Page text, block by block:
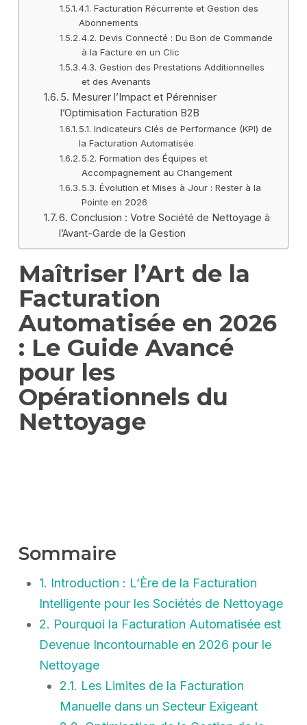
4.1. Facturation Récurrente et Gestion des
Abonnements
4.2. Devis Connecté : Du Bon de Commande
à la Facture en un Clic
4.3. Gestion des Prestations Additionnelles
et des Avenants
5. Mesurer l’Impact et Pérenniser
l’Optimisation Facturation B2B
5.1. Indicateurs Clés de Performance (KPI) de
la Facturation Automatisée
5.2. Formation des Équipes et
Accompagnement au Changement
5.3. Évolution et Mises à Jour : Rester à la
Pointe en 2026
6. Conclusion : Votre Société de Nettoyage à
l’Avant-Garde de la Gestion
Maîtriser l’Art de la
Facturation
Automatisée en 2026
: Le Guide Avancé
pour les
Opérationnels du
Nettoyage
Sommaire
1. Introduction : L’Ère de la Facturation
Intelligente pour les Sociétés de Nettoyage
2. Pourquoi la Facturation Automatisée est
Devenue Incontournable en 2026 pour le
Nettoyage
2.1. Les Limites de la Facturation
Manuelle dans un Secteur Exigeant